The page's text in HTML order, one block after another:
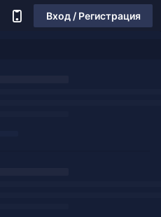
Вход / Регистрация